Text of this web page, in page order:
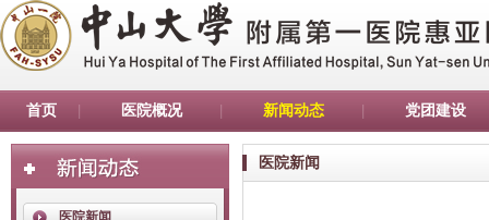
首页 医院概况 新闻动态 党团建设
医院新闻
医院新闻